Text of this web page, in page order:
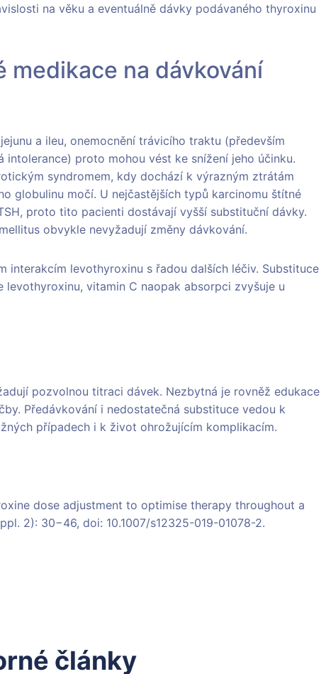
na věku a eventuálně dávky podávaného thyroxinu
medikace na dávkování
a ileu, onemocnění trávicího traktu (především
proto mohou vést ke snížení jeho účinku.
syndromem, kdy dochází k výrazným ztrátám
globulinu močí. U nejčastějších typů karcinomu štítné
proto tito pacienti dostávají vyšší substituční dávky.
obvykle nevyžadují změny dávkování.
interakcím levothyroxinu s řadou dalších léčiv. Substituce
levothyroxinu, vitamin C naopak absorpci zvyšuje u
pozvolnou titraci dávek. Nezbytná je rovněž edukace
Předávkování i nedostatečná substituce vedou k
případech i k život ohrožujícím komplikacím.
dose adjustment to optimise therapy throughout a
2): 30−46, doi: 10.1007/s12325-019-01078-2.
články